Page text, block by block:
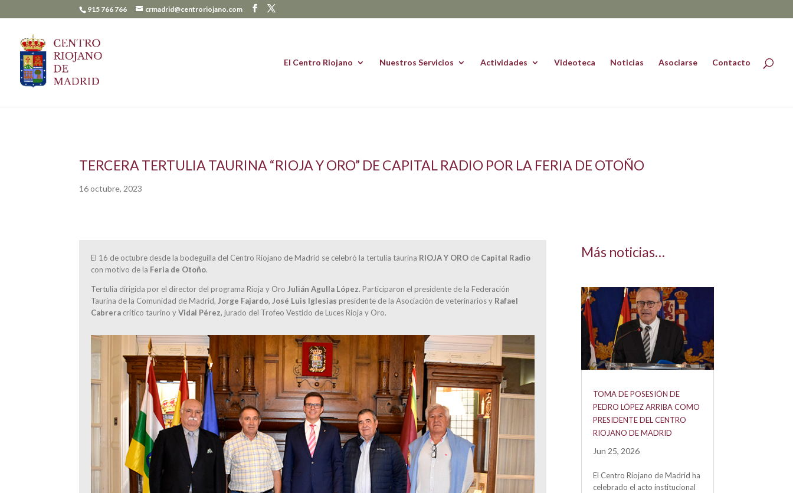
915 766 766 crmadrid@centroriojano.com
El Centro Riojano Nuestros Servicios Actividades Videoteca Noticias Asociarse Contacto
TERCERA TERTULIA TAURINA “RIOJA Y ORO” DE CAPITAL RADIO POR LA FERIA DE OTOÑO
16 octubre, 2023
El 16 de octubre desde la bodeguilla del Centro Riojano de Madrid se celebró la tertulia taurina RIOJA Y ORO de Capital Radio
con motivo de la Feria de Otoño.
Tertulia dirigida por el director del programa Rioja y Oro Julián Agulla López. Participaron el presidente de la Federación
Taurina de la Comunidad de Madrid, Jorge Fajardo, José Luis Iglesias presidente de la Asociación de veterinarios y Rafael
Cabrera crítico taurino yVidal Pérez, jurado del Trofeo Vestido de Luces Rioja y Oro.
Más noticias…
TOMA DE POSESIÓN DE
PEDRO LÓPEZ ARRIBA COMO
PRESIDENTE DEL CENTRO
RIOJANO DE MADRID
Jun 25, 2026
El Centro Riojano de Madrid ha
celebrado el acto institucional